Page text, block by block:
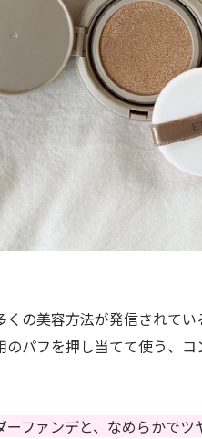
の美容方法が発信されて
のパフを押し当てて使う、
ファンデと、なめらかで